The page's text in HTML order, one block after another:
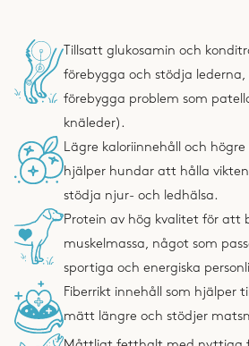
Tillsatt glukosamin och
förebygga och stödja
förebygga problem som
knäleder).
Lägre kaloriinnehåll och
hjälper hundar att hålla
stödja njur- och ledhälsa.
Protein av hög kvalitet för att
muskelmassa, något som
sportiga och energiska
Fiberrikt innehåll som hjälper
mätt längre och stödjer